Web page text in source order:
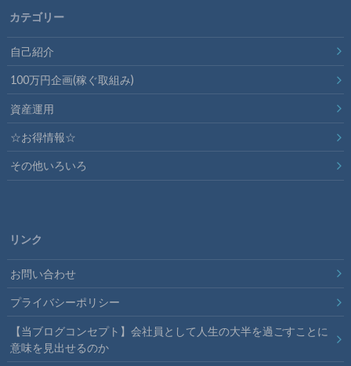
カテゴリー
自己紹介
100万円企画(稼ぐ取組み)
資産運用
☆お得情報☆
その他いろいろ
リンク
お問い合わせ
プライバシーポリシー
【当ブログコンセプト】会社員として人生の大半を過ごすことに
意味を見出せるのか